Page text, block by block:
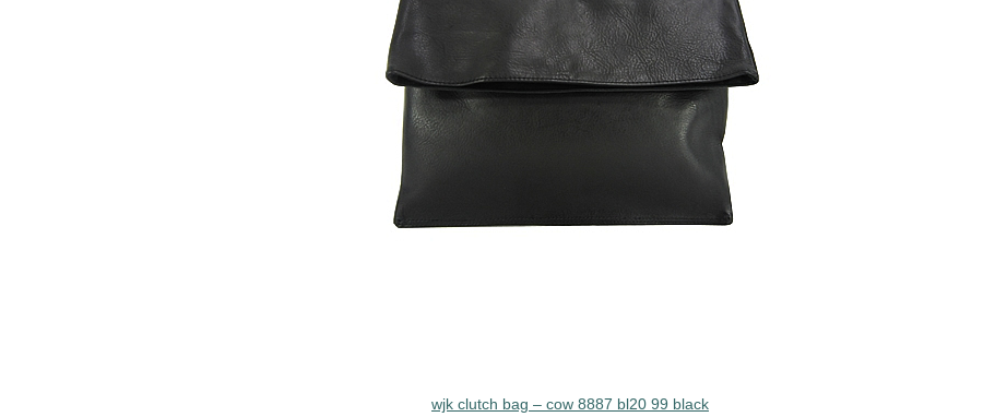
wjk clutch bag – cow 8887 bl20 99 black